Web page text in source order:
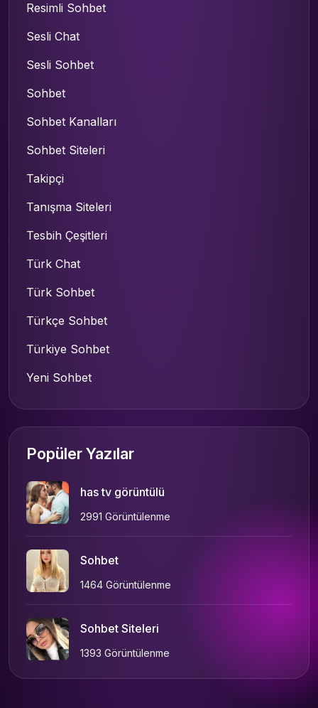
Resimli Sohbet
Sesli Chat
Sesli Sohbet
Sohbet
Sohbet Kanalları
Sohbet Siteleri
Takipçi
Tanışma Siteleri
Tesbih Çeşitleri
Türk Chat
Türk Sohbet
Türkçe Sohbet
Türkiye Sohbet
Yeni Sohbet
Popüler Yazılar
has tv görüntülü
2991 Görüntülenme
Sohbet
1464 Görüntülenme
Sohbet Siteleri
1393 Görüntülenme